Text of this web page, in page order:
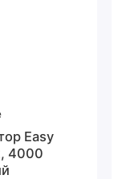
Easy
4000